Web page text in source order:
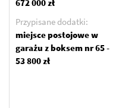
672 000 zł
Przypisane dodatki:
miejsce postojowe w
garażu z boksem nr 65 -
53 800 zł